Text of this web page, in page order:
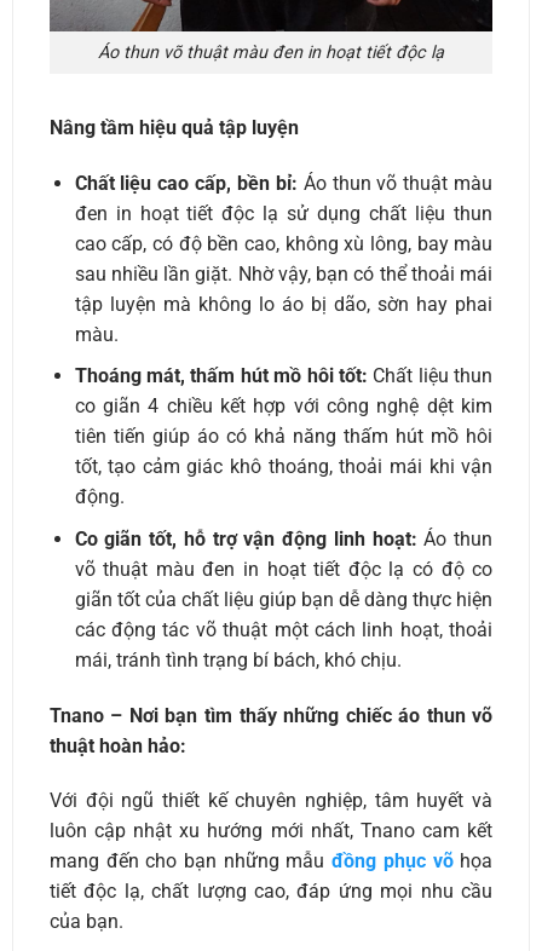
Áo thun võ thuật màu đen in hoạt tiết độc lạ
Nâng tầm hiệu quả tập luyện
Chất liệu cao cấp, bền bỉ: Áo thun võ thuật màu
đen in hoạt tiết độc lạ sử dụng chất liệu thun
cao cấp, có độ bền cao, không xù lông, bay màu
sau nhiều lần giặt. Nhờ vậy, bạn có thể thoải mái
tập luyện mà không lo áo bị dão, sờn hay phai
màu.
Thoáng mát, thấm hút mồ hôi tốt: Chất liệu thun
co giãn 4 chiều kết hợp với công nghệ dệt kim
tiên tiến giúp áo có khả năng thấm hút mồ hôi
tốt, tạo cảm giác khô thoáng, thoải mái khi vận
động.
Co giãn tốt, hỗ trợ vận động linh hoạt: Áo thun
võ thuật màu đen in hoạt tiết độc lạ có độ co
giãn tốt của chất liệu giúp bạn dễ dàng thực hiện
các động tác võ thuật một cách linh hoạt, thoải
mái, tránh tình trạng bí bách, khó chịu.
Tnano – Nơi bạn tìm thấy những chiếc áo thun võ
thuật hoàn hảo:
Với đội ngũ thiết kế chuyên nghiệp, tâm huyết và
luôn cập nhật xu hướng mới nhất, Tnano cam kết
mang đến cho bạn những mẫuđồng phục võhọa
tiết độc lạ, chất lượng cao, đáp ứng mọi nhu cầu
của bạn.